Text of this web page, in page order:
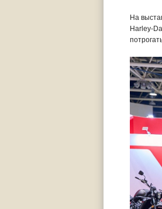
На
Harley-